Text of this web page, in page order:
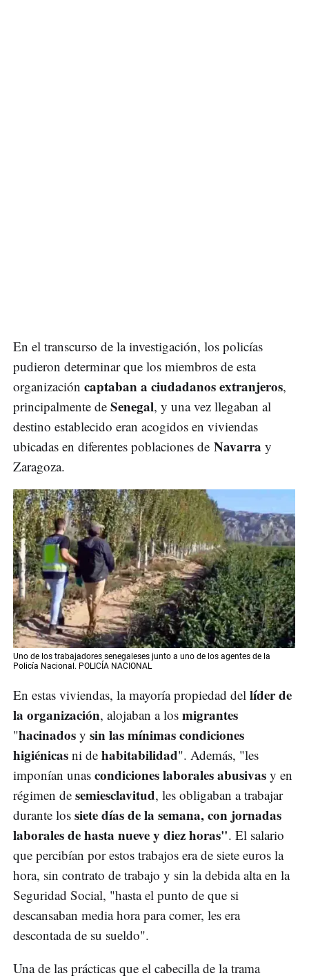
En el transcurso de la investigación, los policías
pudieron determinar que los miembros de esta
organización captaban a ciudadanos extranjeros,
principalmente de Senegal, y una vez llegaban al
destino establecido eran acogidos en viviendas
ubicadas en diferentes poblaciones de Navarra y
Zaragoza.
Uno de los trabajadores senegaleses junto a uno de los agentes de la
Policía Nacional. POLICÍA NACIONAL
En estas viviendas, la mayoría propiedad del líder de
la organización, alojaban a los migrantes
"hacinados y sin las mínimas condiciones
higiénicas ni de habitabilidad". Además, "les
imponían unas condiciones laborales abusivas y en
régimen de semiesclavitud, les obligaban a trabajar
durante los siete días de la semana, con jornadas
laborales de hasta nueve y diez horas". El salario
que percibían por estos trabajos era de siete euros la
hora, sin contrato de trabajo y sin la debida alta en la
Seguridad Social, "hasta el punto de que si
descansaban media hora para comer, les era
descontada de su sueldo".
Una de las prácticas que el cabecilla de la trama